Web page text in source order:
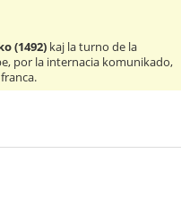
(1492) kaj la turno de la
por la internacia komunikado,